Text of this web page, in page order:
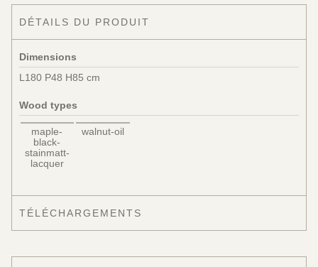
DÉTAILS DU PRODUIT
Dimensions
L180 P48 H85 cm
Wood types
maple-
black-
stainmatt-
lacquer
walnut-oil
TÉLÉCHARGEMENTS